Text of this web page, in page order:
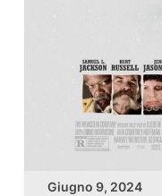
Giugno 9, 2024